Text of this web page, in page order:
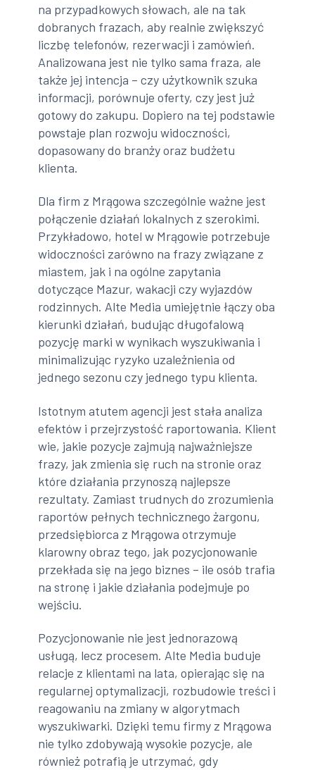
na przypadkowych słowach, ale na tak
dobranych frazach, aby realnie zwiększyć
liczbę telefonów, rezerwacji i zamówień.
Analizowana jest nie tylko sama fraza, ale
także jej intencja – czy użytkownik szuka
informacji, porównuje oferty, czy jest już
gotowy do zakupu. Dopiero na tej podstawie
powstaje plan rozwoju widoczności,
dopasowany do branży oraz budżetu
klienta.
Dla firm z Mrągowa szczególnie ważne jest
połączenie działań lokalnych z szerokimi.
Przykładowo, hotel w Mrągowie potrzebuje
widoczności zarówno na frazy związane z
miastem, jak i na ogólne zapytania
dotyczące Mazur, wakacji czy wyjazdów
rodzinnych. Alte Media umiejętnie łączy oba
kierunki działań, budując długofalową
pozycję marki w wynikach wyszukiwania i
minimalizując ryzyko uzależnienia od
jednego sezonu czy jednego typu klienta.
Istotnym atutem agencji jest stała analiza
efektów i przejrzystość raportowania. Klient
wie, jakie pozycje zajmują najważniejsze
frazy, jak zmienia się ruch na stronie oraz
które działania przynoszą najlepsze
rezultaty. Zamiast trudnych do zrozumienia
raportów pełnych technicznego żargonu,
przedsiębiorca z Mrągowa otrzymuje
klarowny obraz tego, jak pozycjonowanie
przekłada się na jego biznes – ile osób trafia
na stronę i jakie działania podejmuje po
wejściu.
Pozycjonowanie nie jest jednorazową
usługą, lecz procesem. Alte Media buduje
relacje z klientami na lata, opierając się na
regularnej optymalizacji, rozbudowie treści i
reagowaniu na zmiany w algorytmach
wyszukiwarki. Dzięki temu firmy z Mrągowa
nie tylko zdobywają wysokie pozycje, ale
również potrafią je utrzymać, gdy